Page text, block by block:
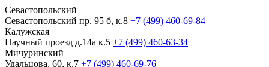
Севастопольский
Севастопольский пр. 95 б, к.8 +7 (499) 460-69-84
Калужская
Научный проезд д.14а к.5 +7 (499) 460-63-34
Мичуринский
Удальцова, 60, к.7 +7 (499) 460-69-76